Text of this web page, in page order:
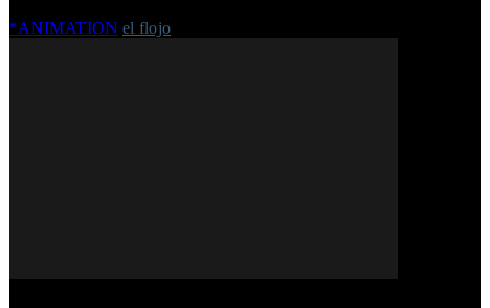
*ANIMATION el flojo